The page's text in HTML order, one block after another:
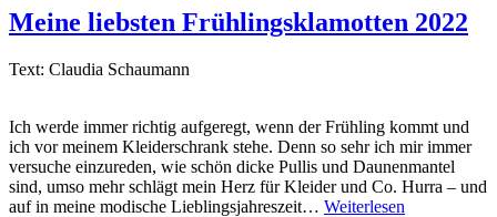
Meine liebsten Frühlingsklamotten 2022
Text: Claudia Schaumann
Ich werde immer richtig aufgeregt, wenn der Frühling kommt und
ich vor meinem Kleiderschrank stehe. Denn so sehr ich mir immer
versuche einzureden, wie schön dicke Pullis und Daunenmantel
sind, umso mehr schlägt mein Herz für Kleider und Co. Hurra – und
auf in meine modische Lieblingsjahreszeit… Weiterlesen